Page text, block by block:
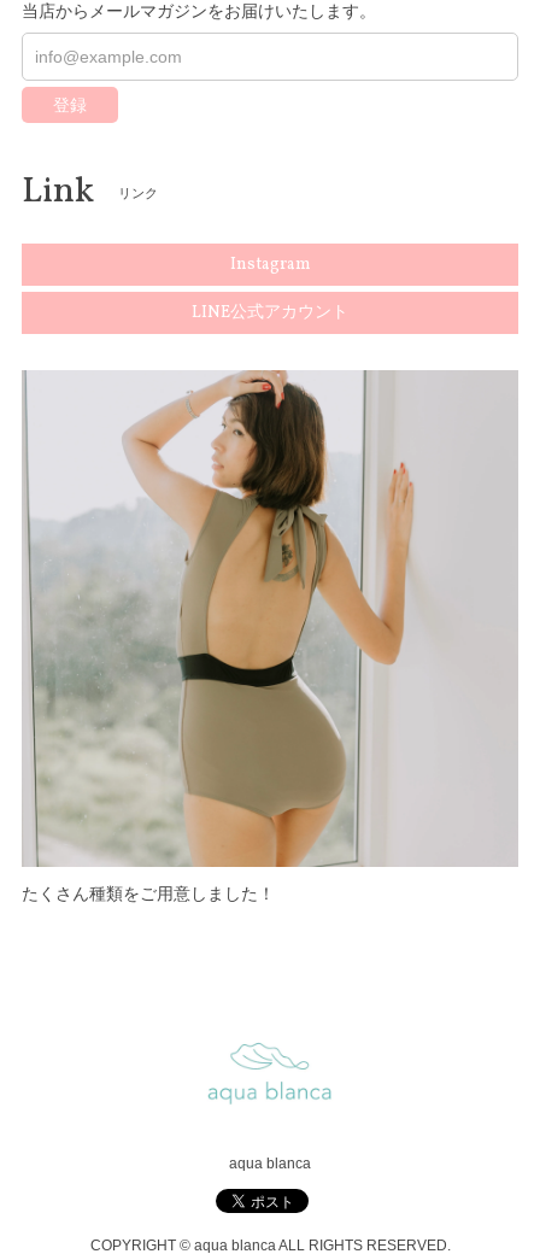
当店からメールマガジンをお届けいたします。
登録
Link リンク
Instagram
LINE公式アカウント
たくさん種類をご用意しました！
aqua blanca
COPYRIGHT © aqua blanca ALL RIGHTS RESERVED.